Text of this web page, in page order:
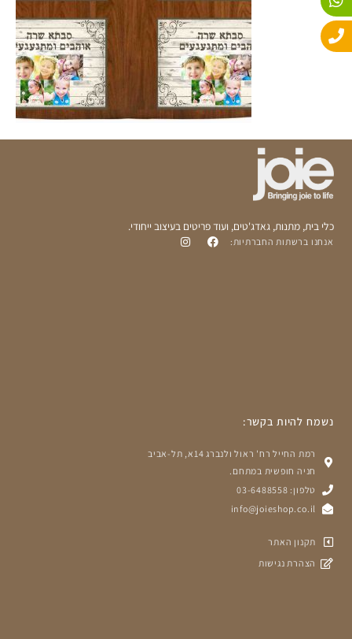
כלי בית, מתנות, גאדג'טים, ועוד פריטים בעיצוב ייחודי.
אנחנו ברשתות החברתיות:
נשמח להיות בקשר:
רמת החייל רח' ראול ולנברג 14א, תל-אביב
חניה חופשית במתחם.
טלפון: 03-6488558
info@joieshop.co.il
תקנון האתר
הצהרת נגישות
e
l
o
p
t
s
a
p
n
e